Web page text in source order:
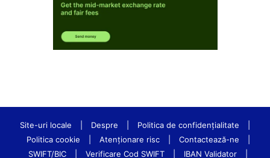
Site-uri locale Despre Politica de confidenţialitate
Politica cookie
Atenționare risc Contactează-ne
SWIFT/BIC
Verificare Cod SWIFT IBAN Validator